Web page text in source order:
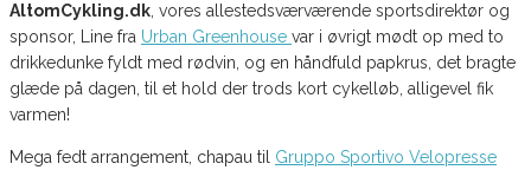
AltomCykling.dk, vores allestedsværværende sportsdirektør og
sponsor, Line fra Urban Greenhouse var i øvrigt mødt op med to
drikkedunke fyldt med rødvin, og en håndfuld papkrus, det bragte
glæde på dagen, til et hold der trods kort cykelløb, alligevel fik
varmen!
Mega fedt arrangement, chapau til Gruppo Sportivo Velopresse